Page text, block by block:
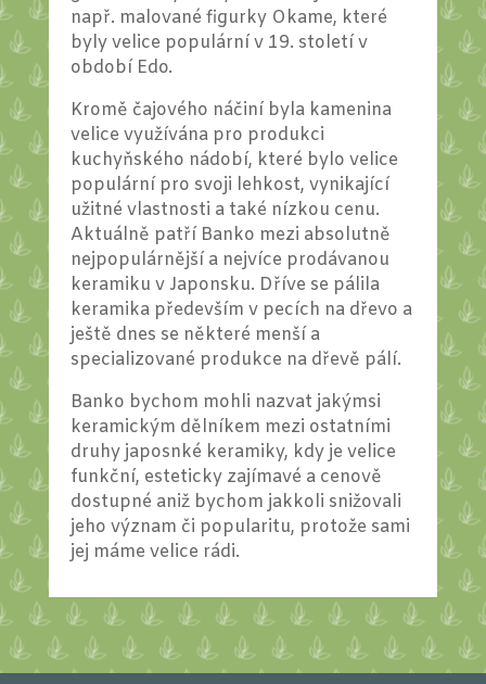
např. malované figurky Okame, které
byly velice populární v 19. století v
období Edo.
Kromě čajového náčiní byla kamenina
velice využívána pro produkci
kuchyňského nádobí, které bylo velice
populární pro svoji lehkost, vynikající
užitné vlastnosti a také nízkou cenu.
Aktuálně patří Banko mezi absolutně
nejpopulárnější a nejvíce prodávanou
keramiku v Japonsku. Dříve se pálila
keramika především v pecích na dřevo a
ještě dnes se některé menší a
specializované produkce na dřevě pálí.
Banko bychom mohli nazvat jakýmsi
keramickým dělníkem mezi ostatními
druhy japosnké keramiky, kdy je velice
funkční, esteticky zajímavé a cenově
dostupné aniž bychom jakkoli snižovali
jeho význam či popularitu, protože sami
jej máme velice rádi.